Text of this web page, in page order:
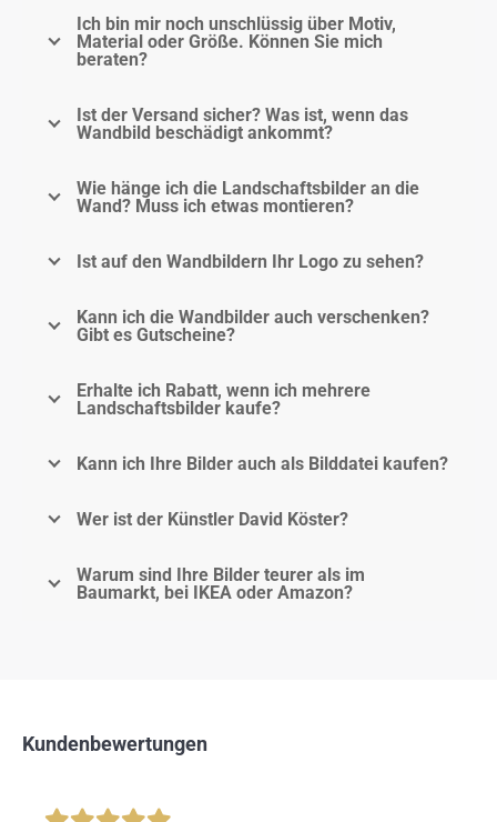
Ich bin mir noch unschlüssig über Motiv,
Material oder Größe. Können Sie mich
beraten?
Ist der Versand sicher? Was ist, wenn das
Wandbild beschädigt ankommt?
Wie hänge ich die Landschaftsbilder an die
Wand? Muss ich etwas montieren?
Ist auf den Wandbildern Ihr Logo zu sehen?
Kann ich die Wandbilder auch verschenken?
Gibt es Gutscheine?
Erhalte ich Rabatt, wenn ich mehrere
Landschaftsbilder kaufe?
Kann ich Ihre Bilder auch als Bilddatei kaufen?
Wer ist der Künstler David Köster?
Warum sind Ihre Bilder teurer als im
Baumarkt, bei IKEA oder Amazon?
Kundenbewertungen